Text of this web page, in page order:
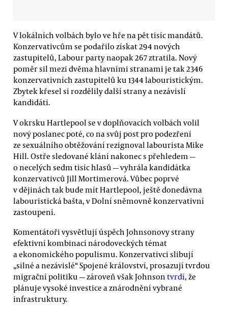
V lokálních volbách bylo ve hře na pět tisíc mandátů.
Konzervativcům se podařilo získat 294 nových
zastupitelů, Labour party naopak 267 ztratila. Nový
poměr sil mezi dvěma hlavními stranami je tak 2346
konzervativních zastupitelů ku 1344 labouristickým.
Zbytek křesel si rozdělily další strany a nezávislí
kandidáti.
V okrsku Hartlepool se v doplňovacích volbách volil
nový poslanec poté, co na svůj post pro podezření
ze sexuálního obtěžování rezignoval labourista Mike
Hill. Ostře sledované klání nakonec s přehledem —
o necelých sedm tisíc hlasů — vyhrála kandidátka
konzervativců Jill Mortimerová. Vůbec poprvé
v dějinách tak bude mít Hartlepool, ještě donedávna
labouristická bašta, v Dolní sněmovně konzervativní
zastoupení.
Komentátoři vysvětlují úspěch Johnsonovy strany
efektivní kombinací národoveckých témat
a ekonomického populismu. Konzervativci slibují
„silné a nezávislé“ Spojené království, prosazují tvrdou
migrační politiku — zároveň však Johnson tvrdí, že
plánuje vysoké investice a znárodnění vybrané
infrastruktury.